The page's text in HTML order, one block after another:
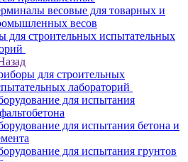
весовые для товарных и
весов
для строительных испытательных
для строительных
лабораторий
для испытания
для испытания бетона и
для испытания грунтов